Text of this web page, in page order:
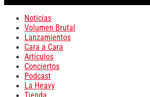
Noticias
Volumen Brutal
Lanzamientos
Cara a Cara
Artículos
Conciertos
Podcast
La Heavy